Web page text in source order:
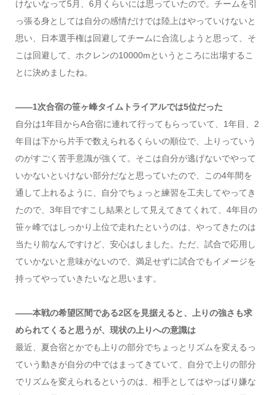
けないなって5月、6月くらいには思っていたので。チームを引
っ張る身としては自分の感情だけでは陸上はやっていけないと
思い、日本選手権は回避してチームに合流しようと思って、そ
こは回避して、ホクレンの10000mというところに出場するこ
とに決めましたね。
――1次合宿の笹ヶ峰タイムトライアルでは5位だった
自分は1年目からA合宿に連れて行ってもらっていて、1年目、2
年目は下から片手で数えられるくらいの順位で、上りっていう
のがすごく苦手意識が強くて。そこは自分が逃げないでやって
いかないといけない部分だなと思っていたので、この4年間を
通して上れるように、自分でちょっと練習を工夫してやってき
たので、3年目ですこし結果として見えてきてくれて、4年目の
笹ヶ峰ではしっかり上位で走れたというのは、やってきたのは
当たり前なんですけど、安心はしました。ただ、試合で応用し
ていかないと意味がないので、満足せずに試合でもイメージを
持ってやっていきたいなと思います。
――本戦の希望区間である2区を見据えると、上りの強さも求
められてくると思うが、現状の上りへの意識は
最近、夏合宿とかでも上りの部分でちょっとリズムを変えるっ
ていう動きが自分の中ではまってきていて、自分で上りの部分
でリズムを変えられるというのは、相手としてはやっぱり嫌な